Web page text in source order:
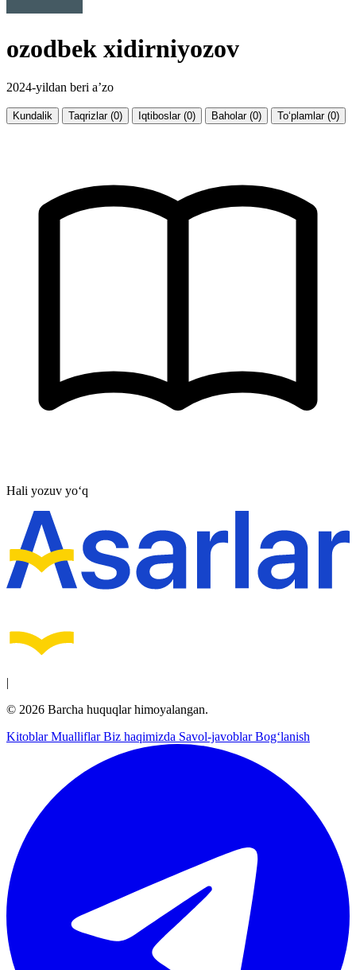
ozodbek xidirniyozov
2024-yildan beri a’zo
Kundalik Taqrizlar (0) Iqtiboslar (0) Baholar (0) To‘plamlar (0)
Hali yozuv yo‘q
|
© 2026 Barcha huquqlar himoyalangan.
KitoblarMualliflarBiz haqimizda Savol-javoblarBog‘lanish